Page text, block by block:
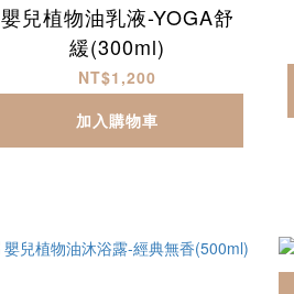
嬰兒植物油乳液-YOGA舒
緩(300ml)
NT$1,200
加入購物車